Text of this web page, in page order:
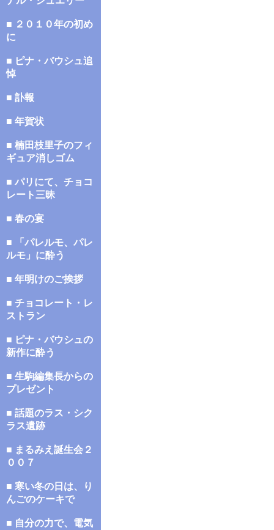
■ ２０１０年の初め
に
■ ピナ・バウシュ追
悼
■ 訃報
■ 年賀状
■ 楠田枝里子のフィ
ギュア消しゴム
■ パリにて、チョコ
レート三昧
■ 春の宴
■ 「パレルモ、パレ
ルモ」に酔う
■ 年明けのご挨拶
■ チョコレート・レ
ストラン
■ ピナ・バウシュの
新作に酔う
■ 生駒編集長からの
プレゼント
■ 話題のラス・シク
ラス遺跡
■ まるみえ誕生会２
００７
■ 寒い冬の日は、り
んごのケーキで
■ 自分の力で、電気